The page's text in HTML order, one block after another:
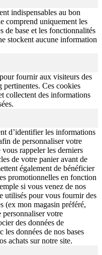
indispensables au bon
comprend uniquement les
de base et les fonctionnalités
stockent aucune information
fournir aux visiteurs des
pertinentes. Ces cookies
collectent des informations
d’identifier les informations
de personnaliser votre
rappeler les derniers
de votre panier avant de
également de bénéficier
promotionnelles en fonction
si vous venez de nos
utilisés pour vous fournir des
(ex mon magasin préféré,
personnaliser votre
des données de
les données de nos bases
achats sur notre site.